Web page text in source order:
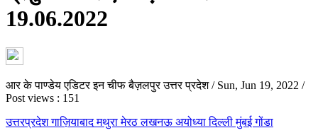
19.06.2022
आर के पाण्डेय एडिटर इन चीफ बैज़लपुर उत्तर प्रदेश/ Sun, Jun 19, 2022 /
Post views : 151
उत्तरप्रदेशगाज़ियाबादमथुरामेरठलखनऊ अयोध्यादिल्लीमुंबईगोंडा